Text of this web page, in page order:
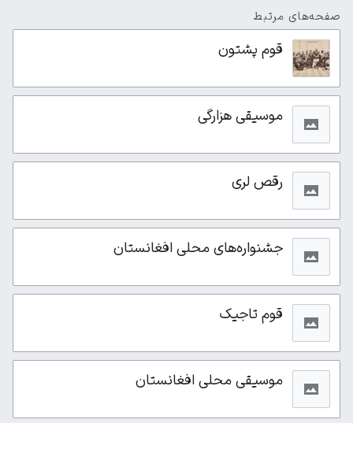
صفحه‌های مرتبط
قوم پشتون
موسیقی هزارگی
رقص لری
جشنواره‌های محلی افغانستان
قوم تاجیک
موسیقی محلی افغانستان